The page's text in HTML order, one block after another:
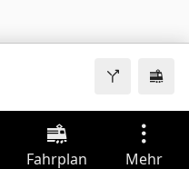
Fahrplan Mehr